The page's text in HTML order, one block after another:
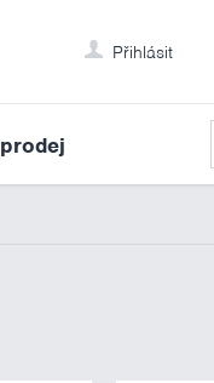
Přihlásit